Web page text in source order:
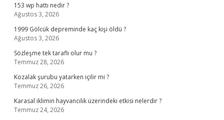
153 wp hattı nedir ?
Ağustos 3, 2026
1999 Gölcük depreminde kaç kişi öldü ?
Ağustos 3, 2026
Sözleşme tek taraflı olur mu ?
Temmuz 28, 2026
Kozalak şurubu yatarken içilir mi ?
Temmuz 26, 2026
Karasal iklimin hayvancılık üzerindeki etkisi nelerdir ?
Temmuz 24, 2026